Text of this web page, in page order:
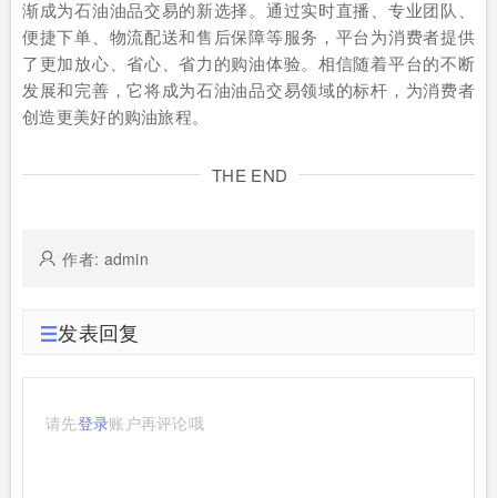
渐成为石油油品交易的新选择。通过实时直播、专业团队、
便捷下单、物流配送和售后保障等服务，平台为消费者提供
了更加放心、省心、省力的购油体验。相信随着平台的不断
发展和完善，它将成为石油油品交易领域的标杆，为消费者
创造更美好的购油旅程。
THE END
作者: admin
发表回复
请先登录账户再评论哦